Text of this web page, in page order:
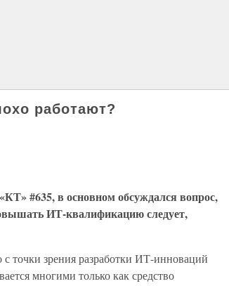
работают?
#635, в основном обсуждался вопрос,
ИТ-квалификацию следует,
точки зрения разработки ИТ-инноваций
многими только как средство